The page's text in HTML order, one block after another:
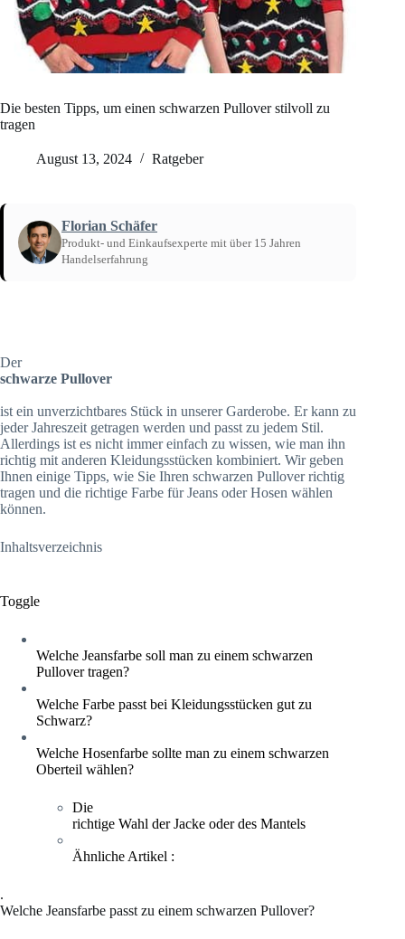
Die besten Tipps, um einen schwarzen Pullover stilvoll zu
tragen
August 13, 2024 Ratgeber
Florian Schäfer
Produkt- und Einkaufsexperte mit über 15 Jahren
Handelserfahrung
Der
schwarze Pullover
ist ein unverzichtbares Stück in unserer Garderobe. Er kann zu
jeder Jahreszeit getragen werden und passt zu jedem Stil.
Allerdings ist es nicht immer einfach zu wissen, wie man ihn
richtig mit anderen Kleidungsstücken kombiniert. Wir geben
Ihnen einige Tipps, wie Sie Ihren schwarzen Pullover richtig
tragen und die richtige Farbe für Jeans oder Hosen wählen
können.
Inhaltsverzeichnis
Toggle
Welche Jeansfarbe soll man zu einem schwarzen
Pullover tragen?
Welche Farbe passt bei Kleidungsstücken gut zu
Schwarz?
Welche Hosenfarbe sollte man zu einem schwarzen
Oberteil wählen?
Die
richtige Wahl der Jacke oder des Mantels
Ähnliche Artikel :
.
Welche Jeansfarbe passt zu einem schwarzen Pullover?